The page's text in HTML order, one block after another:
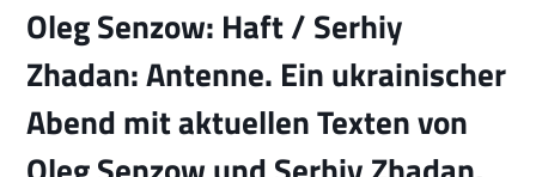
Oleg Senzow: Haft / Serhiy
Zhadan: Antenne. Ein ukrainischer
Abend mit aktuellen Texten von